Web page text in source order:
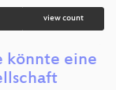
view count
könnte eine